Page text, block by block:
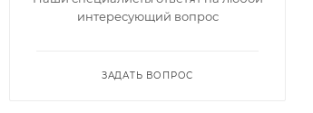
интересующий вопрос
ЗАДАТЬ ВОПРОС